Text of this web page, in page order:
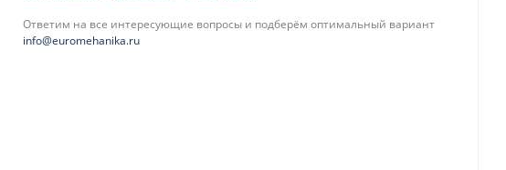
Ответим на все интересующие вопросы и подберём оптимальный вариант
info@euromehanika.ru